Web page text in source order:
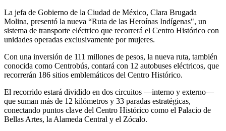
La jefa de Gobierno de la Ciudad de México, Clara Brugada
Molina, presentó la nueva “Ruta de las Heroínas Indígenas", un
sistema de transporte eléctrico que recorrerá el Centro Histórico con
unidades operadas exclusivamente por mujeres.
Con una inversión de 111 millones de pesos, la nueva ruta, también
conocida como Centrobús, contará con 12 autobuses eléctricos, que
recorrerán 186 sitios emblemáticos del Centro Histórico.
El recorrido estará dividido en dos circuitos —interno y externo—
que suman más de 12 kilómetros y 33 paradas estratégicas,
conectando puntos clave del Centro Histórico como el Palacio de
Bellas Artes, la Alameda Central y el Zócalo.